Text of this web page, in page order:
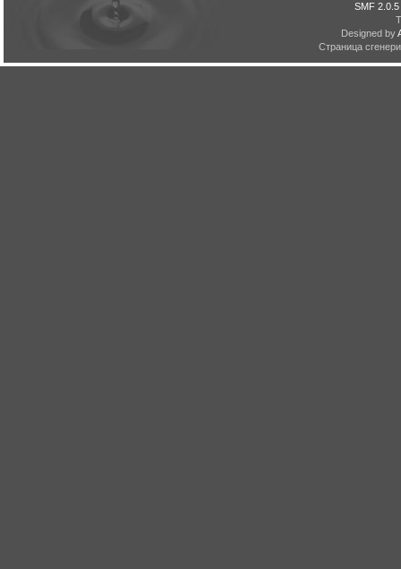
SMF 2.0.5
Designed by
Страница